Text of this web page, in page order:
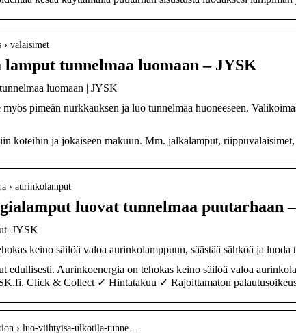
› valaisimet
tunnelmaa luomaan – JYSK
luomaan | JYSK
myös pimeän nurkkauksen ja luo tunnelmaa huoneeseen.
koteihin ja jokaiseen makuun. Mm. jalkalamput,
› aurinkolamput
luovat tunnelmaa puutarhaan
JYSK
keino säilöä valoa aurinkolamppuun, säästää sähköä ja
edullisesti. Aurinkoenergia on tehokas keino säilöä valoa
Click & Collect ✓ Hintatakuu ✓ Rajoittamaton
› luo-viihtyisa-ulkotila-tunne…